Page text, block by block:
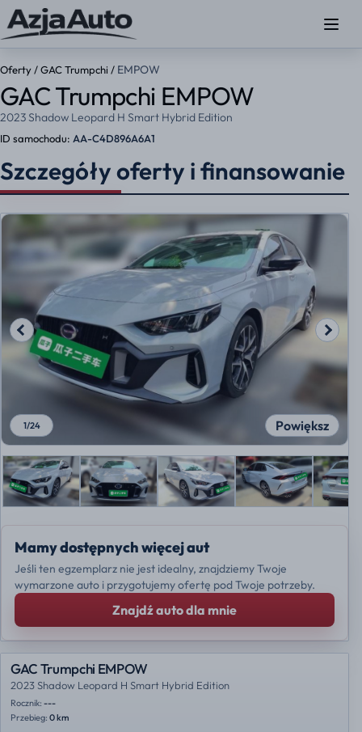
Oferty /GAC Trumpchi / EMPOW
GAC Trumpchi EMPOW
2023 Shadow Leopard H Smart Hybrid Edition
ID samochodu: AA-C4D896A6A1
Szczegóły oferty i finansowanie
Powiększ
1/24
Mamy dostępnych więcej aut
Jeśli ten egzemplarz nie jest idealny, znajdziemy Twoje
wymarzone auto i przygotujemy ofertę pod Twoje potrzeby.
Znajdź auto dla mnie
GAC Trumpchi EMPOW
2023 Shadow Leopard H Smart Hybrid Edition
Rocznik: ---
Przebieg: 0 km